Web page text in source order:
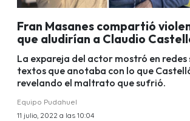
Fran Masanes compartió
que aludirían a Claudio
La expareja del actor mostró en redes
textos que anotaba con lo que
revelando el maltrato que sufrió.
Equipo Pudahuel
11 julio, 2022 a las 10:04